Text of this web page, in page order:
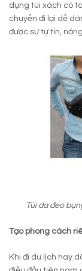
dụng túi xách có
chuyển đi lại dễ
được sự tự tin,
Túi da đeo
Tạo phong cách
Khi đi du lịch hay